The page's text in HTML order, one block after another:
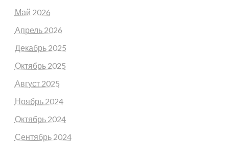
Май 2026
Апрель 2026
Декабрь 2025
Октябрь 2025
Август 2025
Ноябрь 2024
Октябрь 2024
Сентябрь 2024